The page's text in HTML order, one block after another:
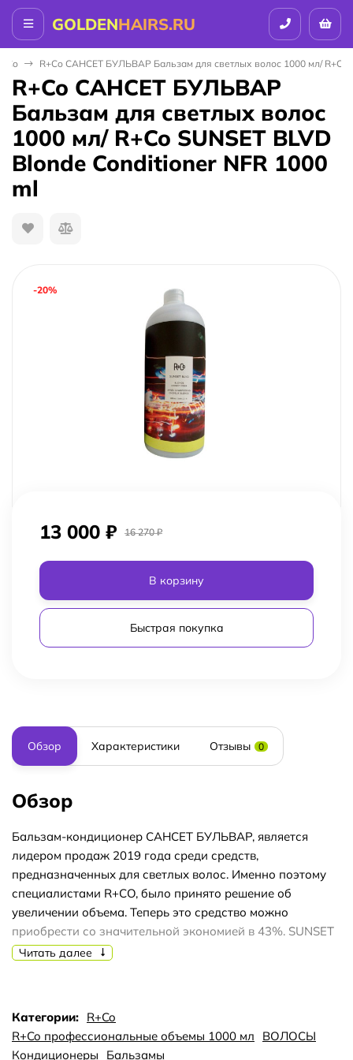
GOLDENHAIRS.RU
R+Co САНСЕТ БУЛЬВАР Бальзам для светлых волос 1000 мл/ R+Co
R+Co САНСЕТ БУЛЬВАР
Бальзам для светлых волос
1000 мл/ R+Co SUNSET BLVD
Blonde Conditioner NFR 1000
ml
-20%
13 000 ₽ 16 270₽
В корзину
Быстрая покупка
Обзор Характеристики Отзывы 0
Обзор
Бальзам-кондиционер САНСЕТ БУЛЬВАР, является
лидером продаж 2019 года среди средств,
предназначенных для светлых волос. Именно поэтому
специалистами R+CO, было принято решение об
увеличении объема. Теперь это средство можно
приобрести со значительной экономией в 43%. SUNSET
BLVD Blonde Conditioner - это естественный второй шаг к
гибкости к грубым или стареющим волосам.
Натуральные компоненты: Экстракт окопника, Экстракт
Читать далее
Категории: R+Co
R+Co профессиональные объемы 1000 мл
ВОЛОСЫ
Кондиционеры
Бальзамы